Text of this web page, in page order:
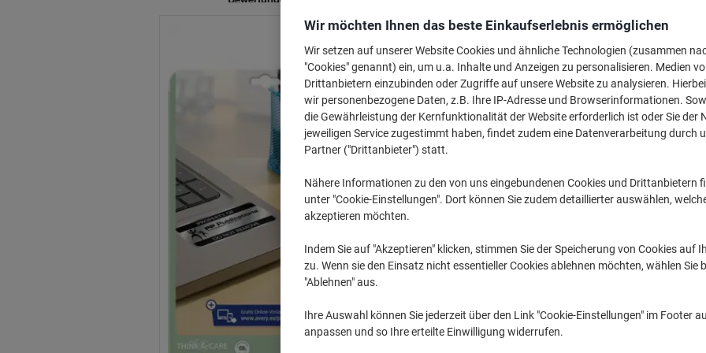
Mehr Kaufen, Mehr Sparen
CHF47.55 pro Pack
CHF51.40 inkl. MwSt
Menge exkl. MwSt
1-2Pack CHF55.55
Aktuell verfügbar Lieferung 2-3
Zu einer Liste
Wir möchten Ihnen das beste Einkaufserlebnis ermöglichen
Wir setzen auf unserer Website Cookies und ähnliche Technologien (zusammen
"Cookies" genannt) ein, um u.a. Inhalte und Anzeigen zu personalisieren. Medien
Drittanbietern einzubinden oder Zugriffe auf unsere Website zu analysieren.
wir personenbezogene Daten, z.B. Ihre IP-Adresse und Browserinformationen.
die Gewährleistung der Kernfunktionalität der Website erforderlich ist oder Sie der
jeweiligen Service zugestimmt haben, findet zudem eine Datenverarbeitung durch
Partner ("Drittanbieter") statt.
Nähere Informationen zu den von uns eingebundenen Cookies und Drittanbietern
unter "Cookie-Einstellungen". Dort können Sie zudem detaillierter auswählen,
akzeptieren möchten.
Indem Sie auf "Akzeptieren" klicken, stimmen Sie der Speicherung von Cookies auf
zu. Wenn sie den Einsatz nicht essentieller Cookies ablehnen möchten, wählen Sie
"Ablehnen" aus.
Ihre Auswahl können Sie jederzeit über den Link "Cookie-Einstellungen" im Footer
anpassen und so Ihre erteilte Einwilligung widerrufen.